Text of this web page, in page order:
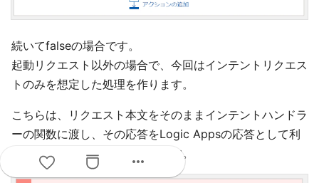
続いてfalseの場合です。
起動リクエスト以外の場合で、今回はインテントリクエス
トのみを想定した処理を作ります。
こちらは、リクエスト本文をそのままインテントハンドラ
ーの関数に渡し、その応答をLogic Appsの応答として利
用する、というフローになります。
more_horiz